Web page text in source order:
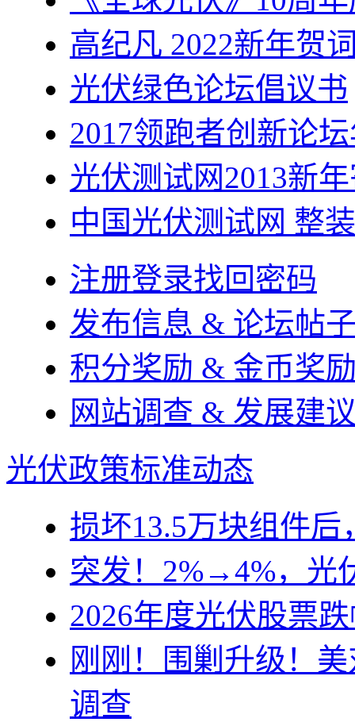
高纪凡 2022新年贺
光伏绿色论坛倡议书
2017领跑者创新论
光伏测试网2013新
中国光伏测试网 整
注册登录找回密码
发布信息 & 论坛帖
积分奖励 & 金币奖
网站调查 & 发展建
光伏政策标准动态
损坏13.5万块组件后
突发！2%→4%，光
2026年度光伏股票
刚刚！围剿升级！
调查